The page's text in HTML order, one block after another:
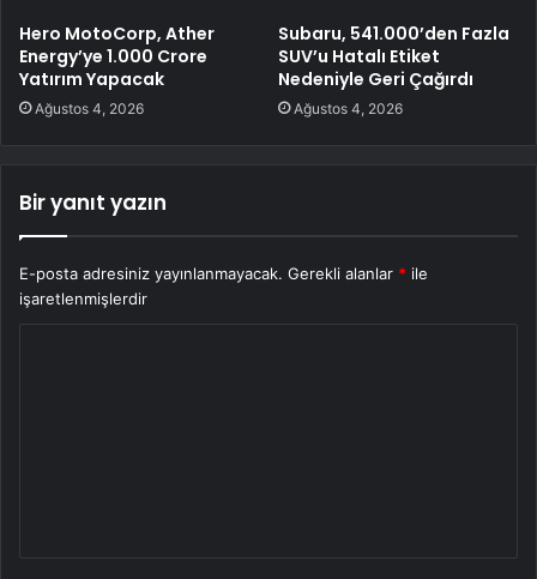
Hero MotoCorp, Ather
Energy’ye 1.000 Crore
Yatırım Yapacak
Ağustos 4, 2026
Subaru, 541.000’den Fazla
SUV’u Hatalı Etiket
Nedeniyle Geri Çağırdı
Ağustos 4, 2026
Bir yanıt yazın
E-posta adresiniz yayınlanmayacak. Gerekli alanlar * ile
işaretlenmişlerdir